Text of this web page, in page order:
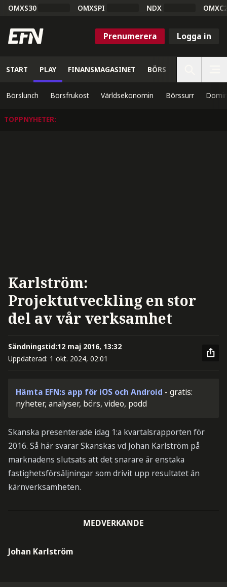
OMXS30 OMXSPI NDX
Prenumerera Logga in
START PLAY FINANSMAGASINET BÖRS
Börslunch Börsfrukost Världsekonomin Börssurr
TOPPNYHETER:
Karlström:
Projektutveckling en stor
del av vår verksamhet
Sändningstid:12 maj 2016, 13:32
Uppdaterad: 1 okt. 2024, 02:01
Hämta EFN:s app för iOS och Android - gratis:
nyheter, analyser, börs, video, podd
Skanska presenterade idag 1:a kvartalsrapporten för
2016. Så här svarar Skanskas vd Johan Karlström på
marknadens slutsats att det snarare är enstaka
fastighetsförsäljningar som drivit upp resultatet än
kärnverksamheten.
MEDVERKANDE
Johan Karlström